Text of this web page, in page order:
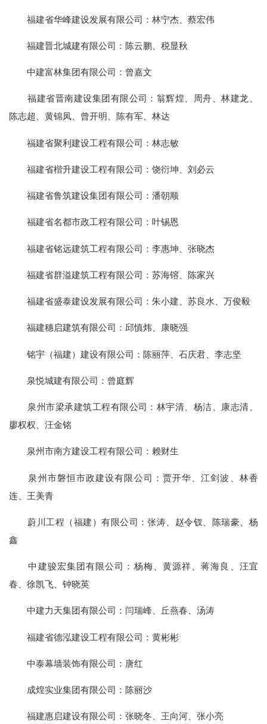
福建省华峰建设发展有限公司：林宁杰、蔡宏伟
福建晋北城建有限公司：陈云鹏、税显秋
中建富林集团有限公司：曾嘉文
福建省晋南建设集团有限公司：翁辉煌、周舟、林建龙、
陈志超、黄锦凤、曾开明、陈有军、林达
福建省聚利建设工程有限公司：林志敏
福建省楷升建设工程有限公司：饶衍坤、刘必云
福建省鲁筑建设集团有限公司：潘朝顺
福建省名都市政工程有限公司：叶锡恩
福建省铭远建筑工程有限公司：李惠坤、张晓杰
福建省群溢建筑工程有限公司：苏海镕、陈家兴
福建省盛泰建设发展有限公司：朱小建、苏良水、万俊毅
福建穗启建筑有限公司：邱慎炜、康晓强
铭宇（福建）建设有限公司：陈丽萍、石庆君、李志坚
泉悦城建有限公司：曾庭辉
泉州市梁承建筑工程有限公司：林宇清、杨洁、康志清、
廖权权、汪金铭
泉州市南方建设工程有限公司：赖财生
泉州市磐恒市政建设有限公司：贾开华、江剑波、林香
连、王美青
蔚川工程（福建）有限公司：张涛、赵令钗、陈瑞豪、杨
鑫
中建骏宏集团有限公司：杨梅、黄源祥、蒋海良、汪宜
春、徐凯飞、钟晓英
中建力天集团有限公司：闫瑞峰、丘燕春、汤涛
福建省德泓建设工程有限公司：黄彬彬
中泰幕墙装饰有限公司：唐红
成煌实业集团有限公司：陈丽沙
福建惠启建设有限公司：张晓冬、王向河、张小亮